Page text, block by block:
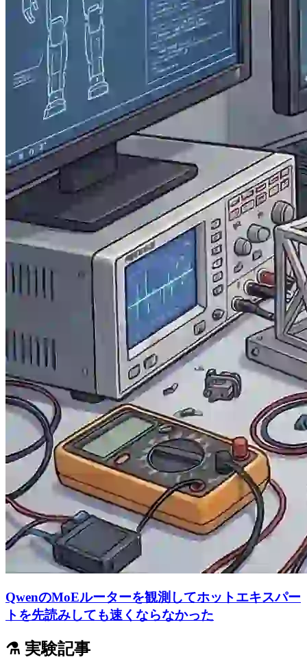
QwenのMoEルーターを観測してホットエキスパー
トを先読みしても速くならなかった
⚗️ 実験記事